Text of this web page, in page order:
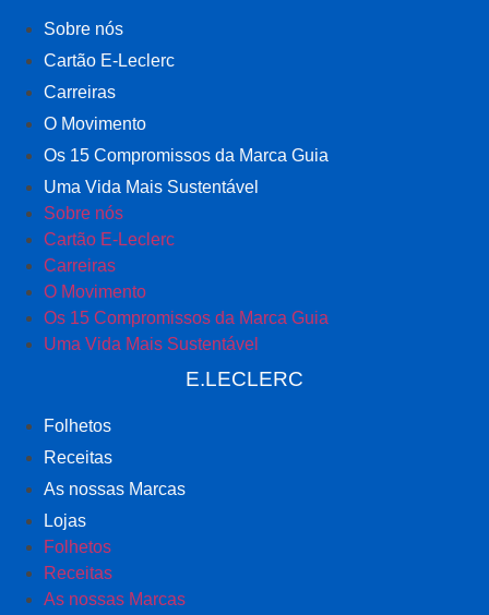
Sobre nós
Cartão E-Leclerc
Carreiras
O Movimento
Os 15 Compromissos da Marca Guia
Uma Vida Mais Sustentável
Sobre nós
Cartão E-Leclerc
Carreiras
O Movimento
Os 15 Compromissos da Marca Guia
Uma Vida Mais Sustentável
E.LECLERC
Folhetos
Receitas
As nossas Marcas
Lojas
Folhetos
Receitas
As nossas Marcas